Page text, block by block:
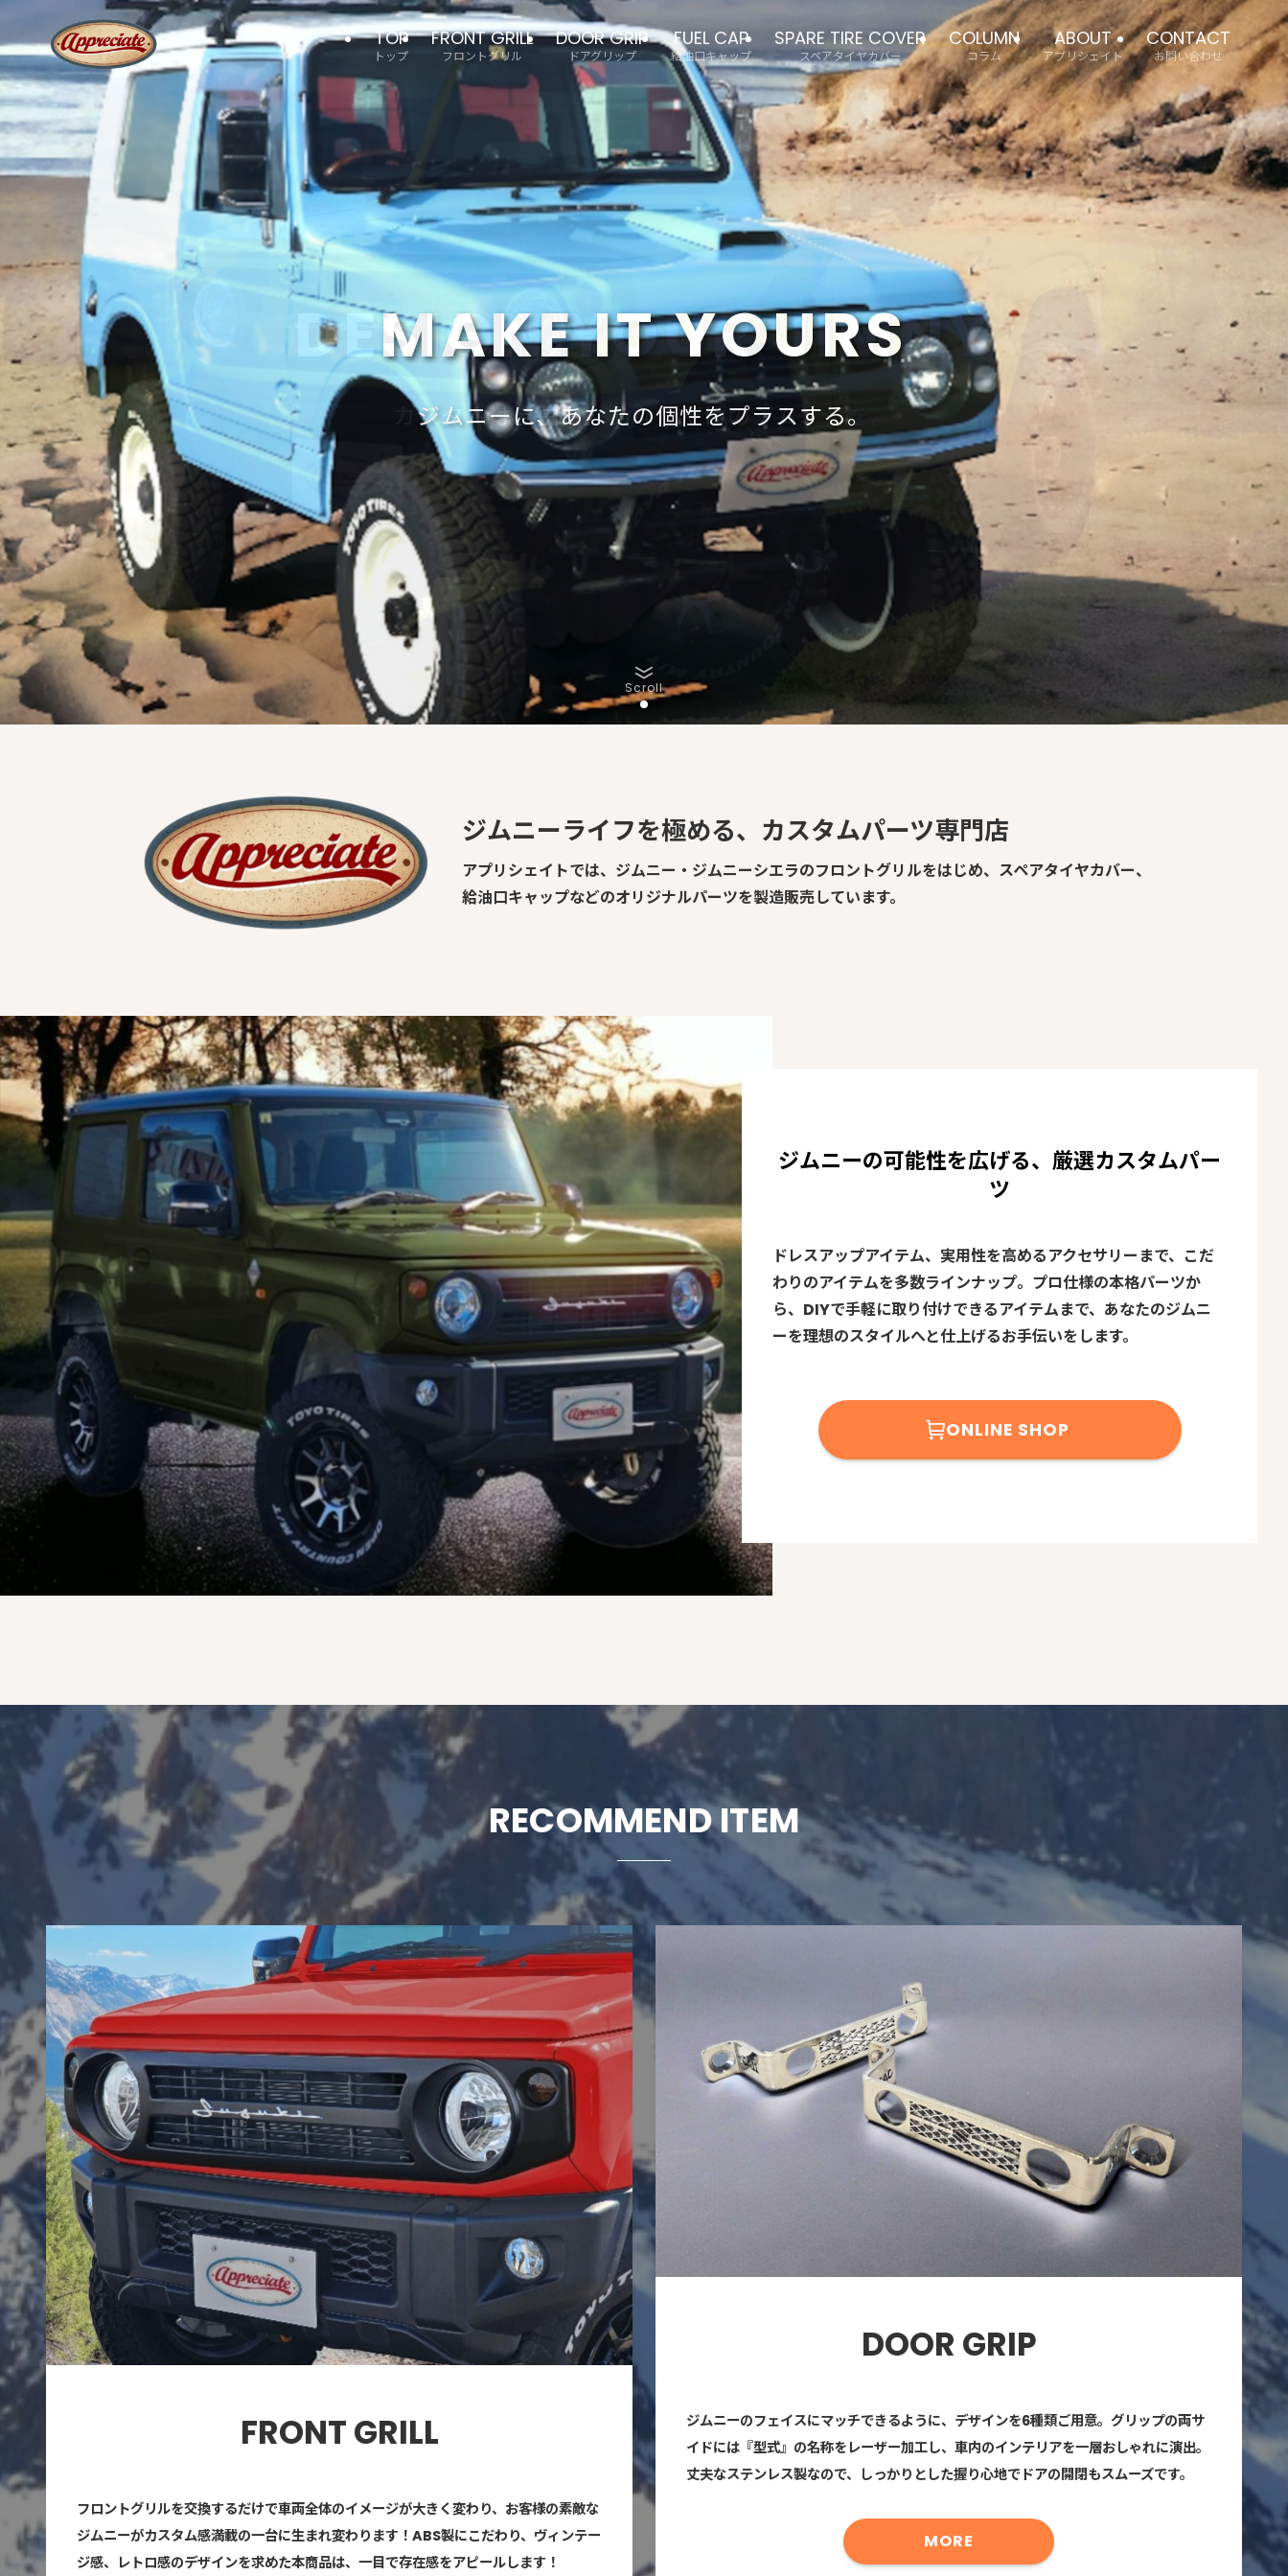
TOP
トップ
FRONT GRILL
フロントグリル
DOOR GRIP
ドアグリップ
FUEL CAP
給油口キャップ
SPARE TIRE COVER
スペアタイヤカバー
COLUMN
コラム
ABOUT
アプリシェイト
CONTACT
お問い合わせ
PERFECT STYLE, PERFECT DRIVE
見た目も、走りも、最高のジムニーに。
DESIGN YOUR JIMNY
カスタムは自由だ。あなただけのジムニーを。
MAKE IT YOURS
ジムニーに、あなたの個性をプラスする。
PERFECT STYLE, PERFECT DRIVE
DESIGN YOUR JIMNY
Scroll
ジムニーライフを極める、カスタムパーツ専門店
アプリシェイトでは、ジムニー・ジムニーシエラのフロントグリルをはじめ、スペアタイヤカバー、
給油口キャップなどのオリジナルパーツを製造販売しています。
ジムニーの可能性を広げる、厳選カスタムパー
ツ
ドレスアップアイテム、実用性を高めるアクセサリーまで、こだ
わりのアイテムを多数ラインナップ。プロ仕様の本格パーツか
ら、DIYで手軽に取り付けできるアイテムまで、あなたのジムニ
ーを理想のスタイルへと仕上げるお手伝いをします。
ONLINE SHOP
RECOMMENDITEM
FRONT GRILL
フロントグリルを交換するだけで車両全体のイメージが大きく変わり、お客様の素敵な
ジムニーがカスタム感満載の一台に生まれ変わります！ABS製にこだわり、ヴィンテー
ジ感、レトロ感のデザインを求めた本商品は、一目で存在感をアピールします！
DOOR GRIP
ジムニーのフェイスにマッチできるように、デザインを6種類ご用意。グリップの両サ
イドには『型式』の名称をレーザー加工し、車内のインテリアを一層おしゃれに演出。
丈夫なステンレス製なので、しっかりとした握り心地でドアの開閉もスムーズです。
MORE